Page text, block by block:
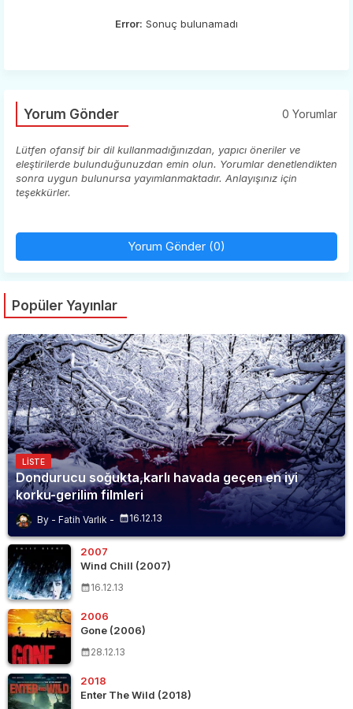
Error: Sonuç bulunamadı
Yorum Gönder 0 Yorumlar
Lütfen ofansif bir dil kullanmadığınızdan, yapıcı öneriler ve
eleştirilerde bulunduğunuzdan emin olun. Yorumlar denetlendikten
sonra uygun bulunursa yayımlanmaktadır. Anlayışınız için
teşekkürler.
Yorum Gönder (0)
Popüler Yayınlar
LISTE
Dondurucu soğukta,karlı havada geçen en iyi
korku-gerilim filmleri
Fatih Varlık 16.12.13
2007
Wind Chill (2007)
16.12.13
2006
Gone (2006)
28.12.13
2018
Enter The Wild (2018)